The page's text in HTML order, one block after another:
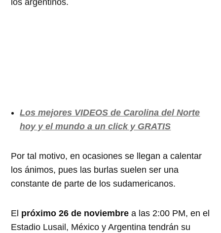
los argentinos.
Los mejores VIDEOS de Carolina del Norte
hoy y el mundo a un click y GRATIS
Por tal motivo, en ocasiones se llegan a calentar
los ánimos, pues las burlas suelen ser una
constante de parte de los sudamericanos.
El próximo 26 de noviembre a las 2:00 PM, en el
Estadio Lusail, México y Argentina tendrán su